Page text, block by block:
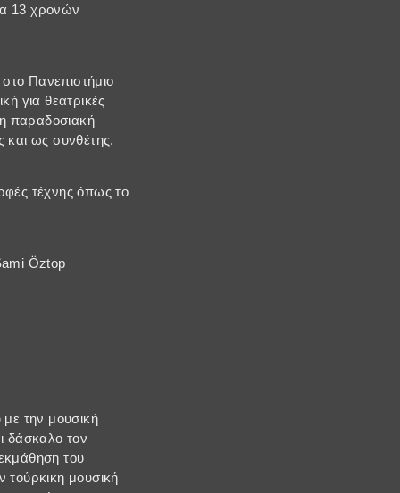
13 χρονών
Πανεπιστήμιο
για θεατρικές
παραδοσιακή
και ως συνθέτης.
τέχνης όπως το
Öztop
την μουσική
δάσκαλο τον
του
μουσική